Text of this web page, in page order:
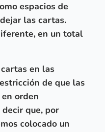
espacios de
las cartas.
en un total
en las
de que las
orden
que, por
colocado un